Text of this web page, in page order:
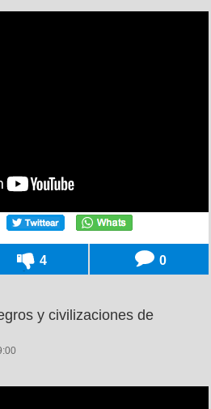
4 0
y civilizaciones de